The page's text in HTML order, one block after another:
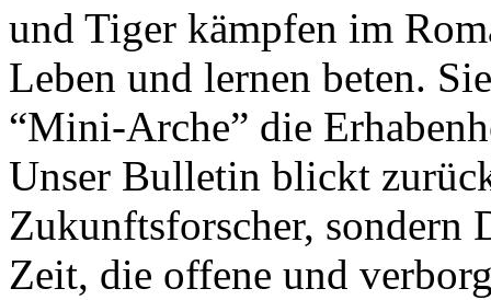
und Tiger kämpfen im
Leben und lernen beten.
“Mini-Arche” die
Unser Bulletin blickt
Zukunftsforscher, sondern
Zeit, die offene und